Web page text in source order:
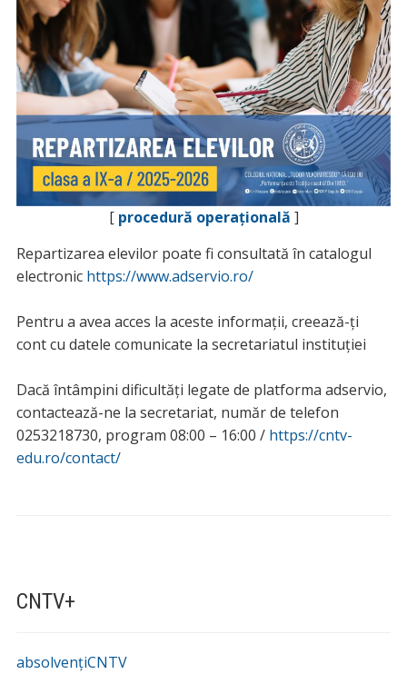
CNTV+
absolvențiCNTV
[ procedură operațională ]
Repartizarea elevilor poate fi consultată în catalogul
electronic https://www.adservio.ro/
Pentru a avea acces la aceste informații, creează-ți
cont cu datele comunicate la secretariatul instituției
Dacă întâmpini dificultăți legate de platforma adservio,
contactează-ne la secretariat, număr de telefon
0253218730, program 08:00 – 16:00 / https://cntv-
edu.ro/contact/